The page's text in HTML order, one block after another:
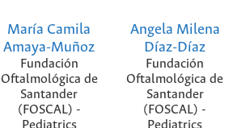
María Camila
Amaya-Muñoz
Fundación
Oftalmológica de
Santander
(FOSCAL) -
Pediatrics
Angela Milena
Díaz-Díaz
Fundación
Oftalmológica de
Santander
(FOSCAL) -
Pediatrics